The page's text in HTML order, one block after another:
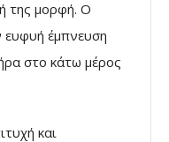
της μορφή. Ο
ευφυή έμπνευση
στο κάτω μέρος
και